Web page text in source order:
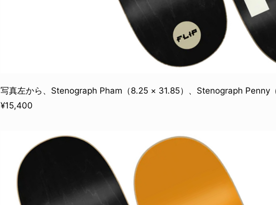
写真左から、Stenograph Pham（8.25 × 31.85）、Stenograph Penny
¥15,400